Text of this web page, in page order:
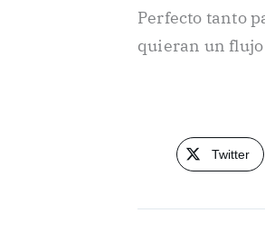
Perfecto tanto
quieran un
Twitter